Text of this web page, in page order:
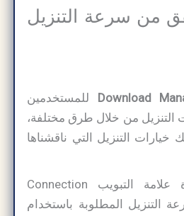
من سرعة التنزيل
Downloadللمستخدمين
التنزيل من خلال طرق مختلفة،
خيارات التنزيل التي ناقشناها
قم بزيارة علامة التبويب Connection
التنزيل المطلوبة باستخدام